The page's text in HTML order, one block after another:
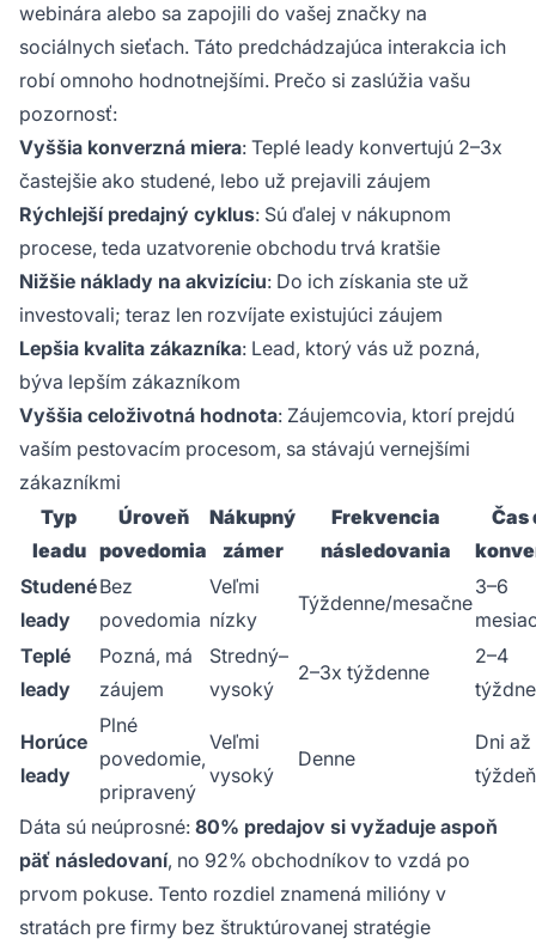
webinára alebo sa zapojili do vašej značky na
sociálnych sieťach. Táto predchádzajúca interakcia ich
robí omnoho hodnotnejšími. Prečo si zaslúžia vašu
pozornosť:
Vyššia konverzná miera: Teplé leady konvertujú 2–3x
častejšie ako studené, lebo už prejavili záujem
Rýchlejší predajný cyklus: Sú ďalej v nákupnom
procese, teda uzatvorenie obchodu trvá kratšie
Nižšie náklady na akvizíciu: Do ich získania ste už
investovali; teraz len rozvíjate existujúci záujem
Lepšia kvalita zákazníka: Lead, ktorý vás už pozná,
býva lepším zákazníkom
Vyššia celoživotná hodnota: Záujemcovia, ktorí prejdú
vaším pestovacím procesom, sa stávajú vernejšími
zákazníkmi
Typ
leadu
Úroveň
povedomia
Nákupný
zámer
Frekvencia
následovania
Čas
Studené
leady
Bez
povedomia
Veľmi
nízky
Týždenne/mesačne
3–6
Teplé
leady
Pozná, má
záujem
Stredný–
vysoký
2–3x týždenne
2–4
týždne
Horúce
leady
Plné
povedomie,
pripravený
Veľmi
vysoký
Denne
Dni až
týždeň
Dáta sú neúprosné: 80% predajov si vyžaduje aspoň
päť následovaní, no 92% obchodníkov to vzdá po
prvom pokuse. Tento rozdiel znamená milióny v
stratách pre firmy bez štruktúrovanej stratégie